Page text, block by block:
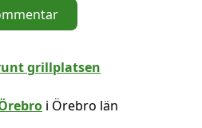
i Örebro län